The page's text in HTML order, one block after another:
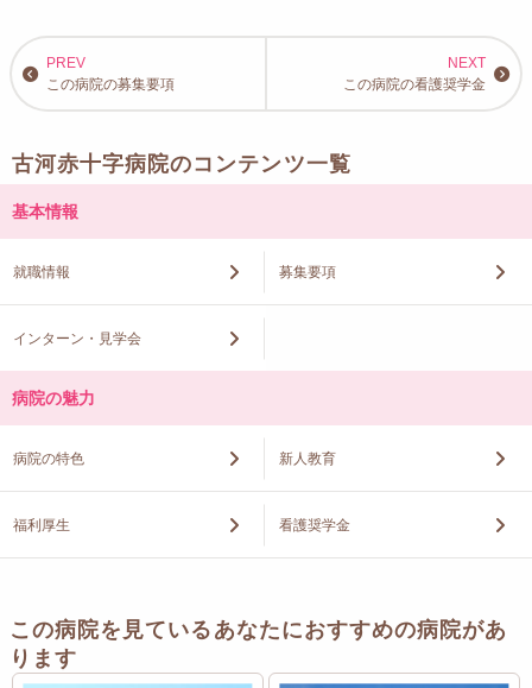
この病院の募集要項 この病院の看護奨学金
古河赤十字病院のコンテンツ一覧
基本情報
就職情報 募集要項
インターン・見学会
病院の魅力
病院の特色 新人教育
福利厚生 看護奨学金
この病院を見ているあなたにおすすめの病院があ
ります